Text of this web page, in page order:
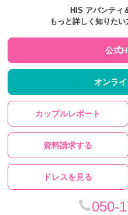
HIS アバンティ
もっと詳しく知りたい
公式
オンラ
カップルレポート
資料請求する
ドレスを見る
050-